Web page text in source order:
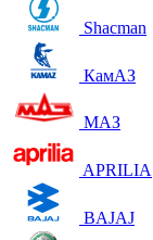
Shacman
КамАЗ
МАЗ
APRILIA
BAJAJ